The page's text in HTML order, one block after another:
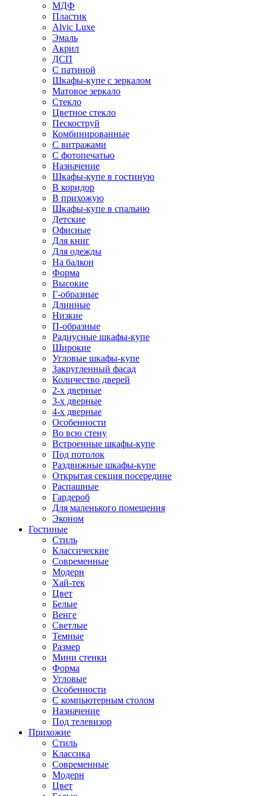
МДФ
Пластик
Alvic Luxe
Эмаль
Акрил
ДСП
С патиной
Шкафы-купе с зеркалом
Матовое зеркало
Стекло
Цветное стекло
Пескоструй
Комбинированные
С витражами
С фотопечатью
Назначение
Шкафы-купе в гостиную
В коридор
В прихожую
Шкафы-купе в спальню
Детские
Офисные
Для книг
Для одежды
На балкон
Форма
Высокие
Г-образные
Длинные
Низкие
П-образные
Радиусные шкафы-купе
Широкие
Угловые шкафы-купе
Закругленный фасад
Количество дверей
2-х дверные
3-х дверные
4-х дверные
Особенности
Во всю стену
Встроенные шкафы-купе
Под потолок
Раздвижные шкафы-купе
Открытая секция посередине
Распашные
Гардероб
Для маленького помещения
Эконом
Гостиные
Стиль
Классические
Современные
Модерн
Хай-тек
Цвет
Белые
Венге
Светлые
Темные
Размер
Мини стенки
Форма
Угловые
Особенности
С компьютерным столом
Назначение
Под телевизор
Прихожие
Стиль
Классика
Современные
Модерн
Цвет